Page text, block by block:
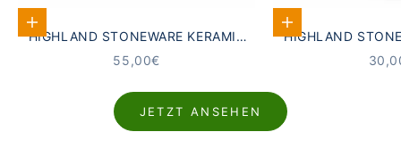
In den Warenkorb
HIGHLAND STONEWARE KERAMIK
BECHER SCHOTTISCHE
ANGEBOT
55,00€
In den Warenkorb
HIGHLAND
UNTERSETZER
JETZT ANSEHEN